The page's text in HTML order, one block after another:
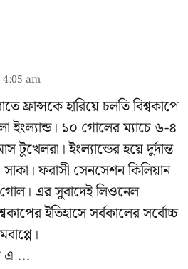
4:05 am
ফ্রান্সকে হারিয়ে চলতি বিশ্বকাপে
ইংল্যান্ড। ১০ গোলের ম্যাচে ৬-৪
টুখেলরা। ইংল্যান্ডের হয়ে দুর্দান্ত
ফরাসী সেনসেশন কিলিয়ান
এর সুবাদেই লিওনেল
ইতিহাসে সর্বকালের সর্বোচ্চ
এ ...